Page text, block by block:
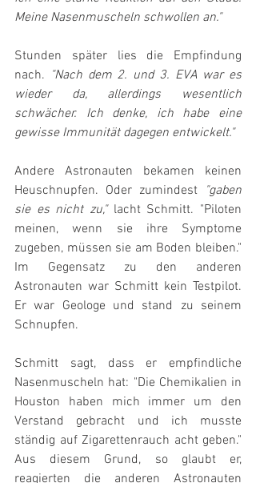
Meine Nasenmuscheln schwollen an."
Stunden später lies die Empfindung
nach. "Nach dem 2. und 3. EVA war es
wieder da, allerdings wesentlich
schwächer. Ich denke, ich habe eine
gewisse Immunität dagegen entwickelt."
Andere Astronauten bekamen keinen
Heuschnupfen. Oder zumindest "gaben
sie es nicht zu," lacht Schmitt. "Piloten
meinen, wenn sie ihre Symptome
zugeben, müssen sie am Boden bleiben."
Im Gegensatz zu den anderen
Astronauten war Schmitt kein Testpilot.
Er war Geologe und stand zu seinem
Schnupfen.
Schmitt sagt, dass er empfindliche
Nasenmuscheln hat: "Die Chemikalien in
Houston haben mich immer um den
Verstand gebracht und ich musste
ständig auf Zigarettenrauch acht geben."
Aus diesem Grund, so glaubt er,
reagierten die anderen Astronauten